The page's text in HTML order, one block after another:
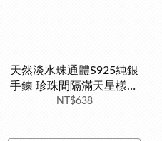
天然淡水珠通體S925純銀
手鍊 珍珠間隔滿天星樣式
天然珍珠小手圍手鍊 銀樓
NT$638